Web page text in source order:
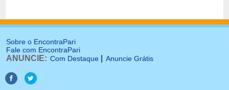
Sobre o EncontraPari
Fale com EncontraPari
ANUNCIE: Com Destaque Anuncie Grátis